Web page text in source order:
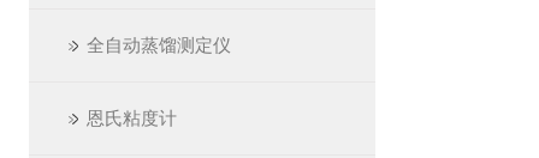
全自动蒸馏测定仪
恩氏粘度计